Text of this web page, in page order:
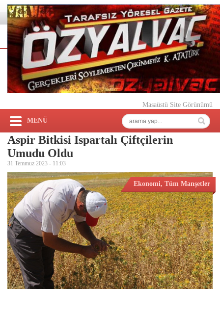
Masaüstü Site Görünümü
MENÜ
Aspir Bitkisi Ispartalı Çiftçilerin
Umudu Oldu
31 Temmuz 2023 - 11:03
Ekonomi, Tüm Manşetler